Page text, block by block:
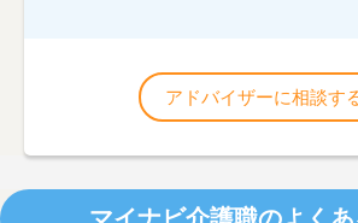
アドバイザーに相談す